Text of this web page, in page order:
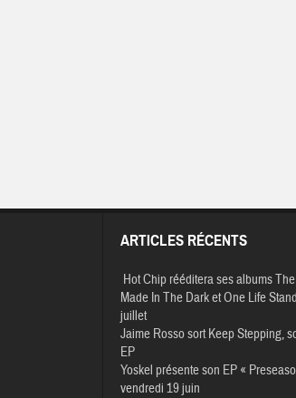
ARTICLES RÉCENTS
Hot Chip rééditera ses albums
Made In The Dark et One Life
juillet
Jaime Rosso sort Keep Stepping,
EP
Yoskel présente son EP «
vendredi 19 juin